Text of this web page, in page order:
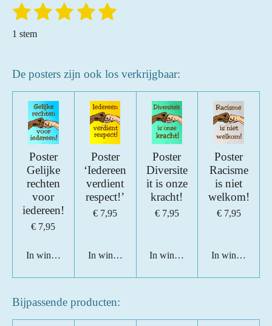
R
t
n
1
s
e
r
2
s
e
r
r
e
n
3
e
r
r
e
n
4
e
r
5
e
r
r
e
n
S
n
1 stem
De posters zijn ook los verkrijgbaar:
Poster
Gelijke
rechten
voor
iedereen!
€ 7,95
In winkelwagen
Poster
‘Iedereen
verdient
respect!’
€ 7,95
In winkelwagen
Poster
Diversite
it is onze
kracht!
€ 7,95
In winkelwagen
Poster
Racisme
is niet
welkom!
€ 7,95
In
Bijpassende producten: